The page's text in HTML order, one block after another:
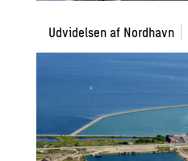
Udvidelsen af Nordhavn
Udvidelsen